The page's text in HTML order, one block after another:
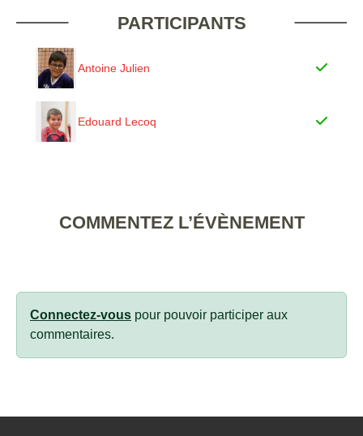
PARTICIPANTS
Antoine Julien
Edouard Lecoq
COMMENTEZ L’ÉVÈNEMENT
Connectez-vous pour pouvoir participer aux
commentaires.